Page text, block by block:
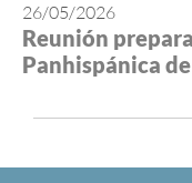
26/05/2026
Reunión
Panhispánica